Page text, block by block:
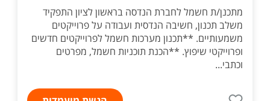
מתכנן/ת חשמל לחברת הנדסה בראשון לציון התפקיד
משלב תכנון, חשיבה הנדסית ועבודה על פרוייקטים
משמעותיים. **תכנון מערכות חשמל לפרוייקטים חדשים
ופרוייקטי שיפוץ. **הכנת תוכניות חשמל, מפרטים
וכתבי...